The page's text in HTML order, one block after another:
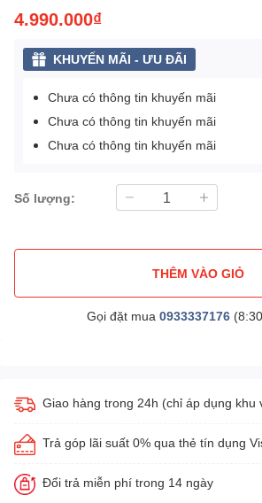
4.990.000₫
KHUYẾN MÃI - ƯU ĐÃI
Chưa có thông tin khuyến mãi
Chưa có thông tin khuyến mãi
Chưa có thông tin khuyến mãi
Số lượng:
THÊM VÀO GIỎ
Gọi đặt mua 0933337176
Giao hàng trong 24h (chỉ áp dụng khu
Trả góp lãi suất 0% qua thẻ tín dụng
Đổi trả miễn phí trong 14 ngày